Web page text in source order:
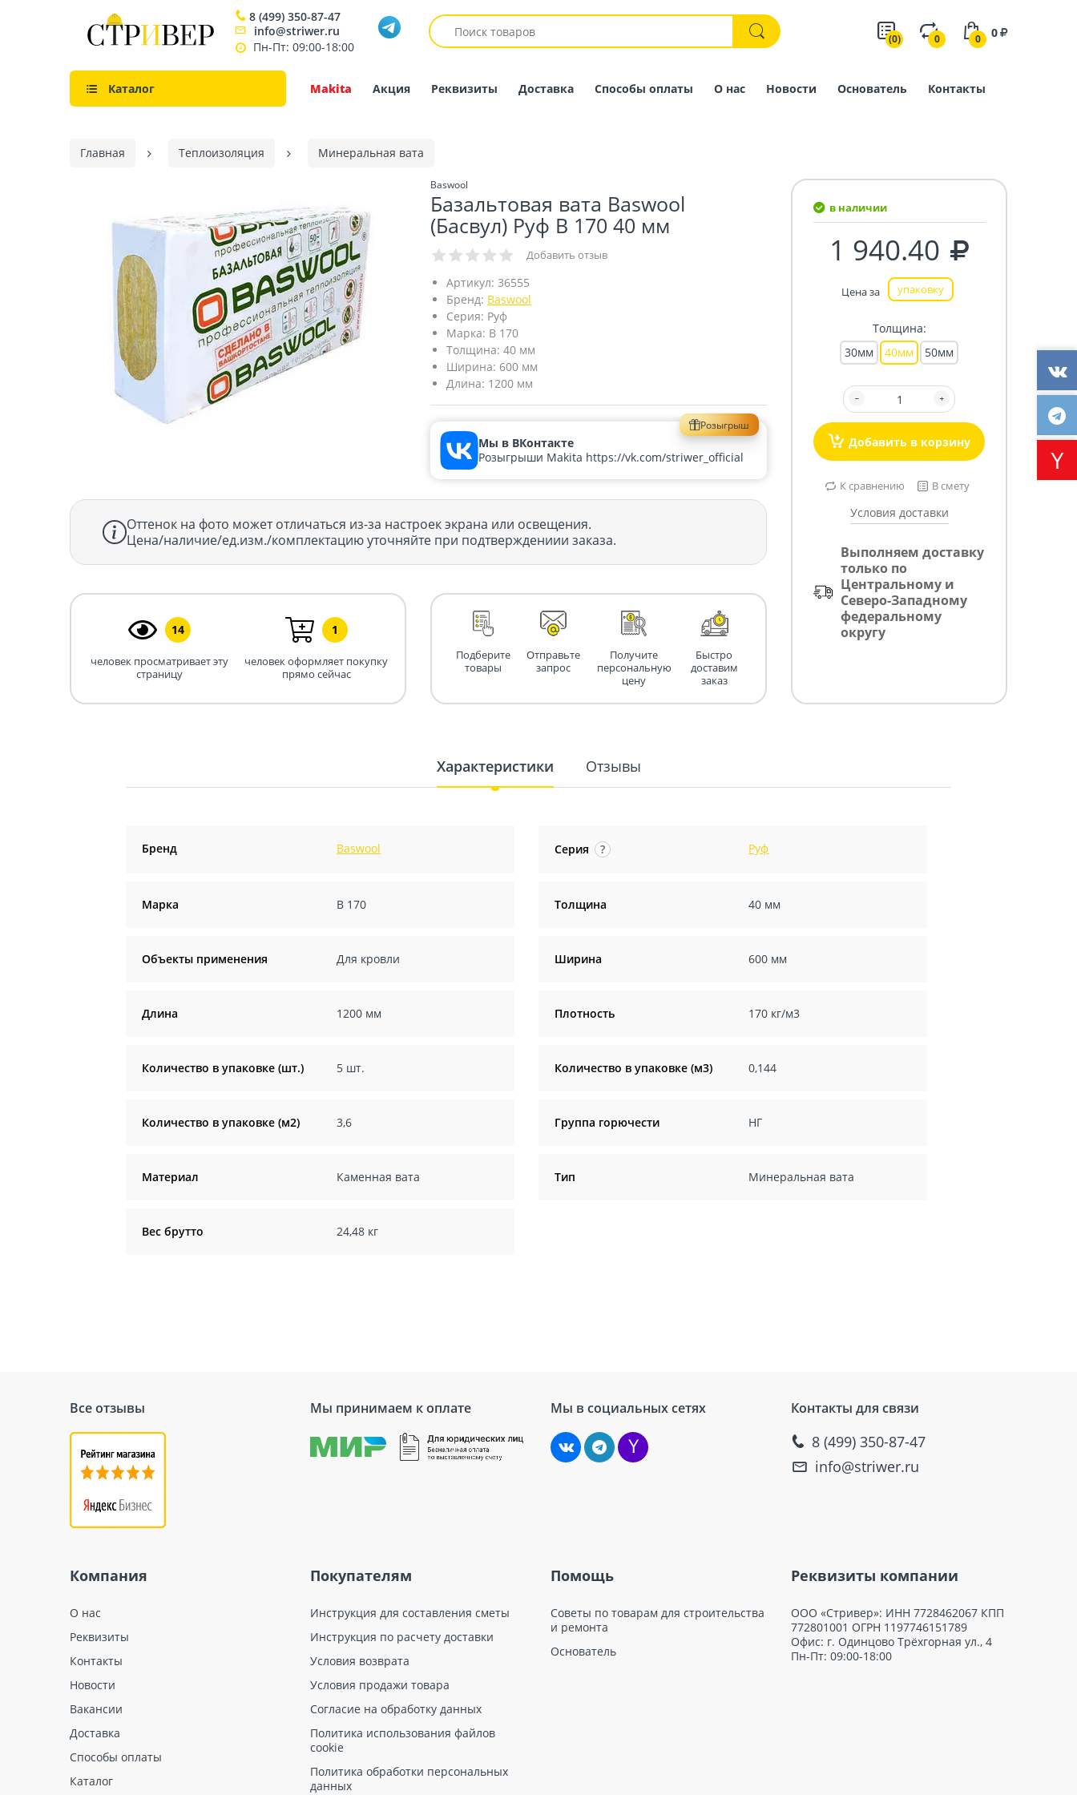
8 (499) 350-87-47
info@striwer.ru
Пн-Пт: 09:00-18:00
(0) 0 0 0
Каталог Makita Акция Реквизиты Доставка Способы оплаты О нас Новости Основатель Контакты
Главная Теплоизоляция Минеральная вата
Baswool
Базальтовая вата Baswool
(Басвул) Руф В 170 40 мм
Добавить отзыв
Артикул: 36555
Бренд: Baswool
Серия: Руф
Марка: В 170
Толщина: 40 мм
Ширина: 600 мм
Длина: 1200 мм
Розыгрыш
Мы в ВКонтакте
Розыгрыши Makita https://vk.com/striwer_official
Оттенок на фото может отличаться из-за настроек экрана или освещения.
Цена/наличие/ед.изм./комплектацию уточняйте при подтверждениии заказа.
14
человек просматривает эту
страницу
1
человек оформляет покупку
прямо сейчас
Подберите
товары
Отправьте
запрос
Получите
персональную
цену
Быстро
доставим
заказ
в наличии
1 940.40
Цена за упаковку
Толщина:
30мм
40мм 50мм
Добавить в корзину
К сравнению В смету
Условия доставки
Выполняем доставку
только по
Центральному и
Северо-Западному
федеральному
округу
Характеристики Отзывы
Бренд Baswool Серия ? Руф
Марка В 170 Толщина 40 мм
Объекты применения Для кровли Ширина 600 мм
Длина 1200 мм Плотность 170 кг/м3
Количество в упаковке (шт.) 5 шт. Количество в упаковке (м3) 0,144
Количество в упаковке (м2) 3,6 Группа горючести НГ
Материал Каменная вата Тип Минеральная вата
Вес брутто 24,48 кг
Все отзывы Мы принимаем к оплате Мы в социальных сетях Контакты для связи
8 (499) 350-87-47
info@striwer.ru
Компания
О нас
Реквизиты
Контакты
Новости
Вакансии
Доставка
Способы оплаты
Каталог
Покупателям
Инструкция для составления сметы
Инструкция по расчету доставки
Условия возврата
Условия продажи товара
Согласие на обработку данных
Политика использования файлов
cookie
Политика обработки персональных
данных
Помощь
Советы по товарам для строительства
и ремонта
Основатель
Реквизиты компании
ООО «Стривер»: ИНН 7728462067 КПП
772801001 ОГРН 1197746151789
Офис: г. Одинцово Трёхгорная ул., 4
Пн-Пт: 09:00-18:00